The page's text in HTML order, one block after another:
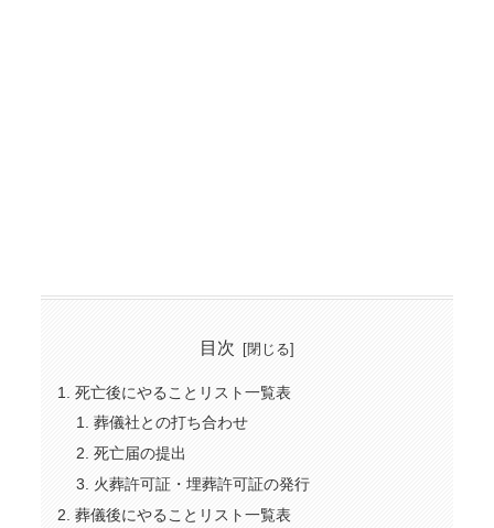
目次
死亡後にやることリスト一覧表
葬儀社との打ち合わせ
死亡届の提出
火葬許可証・埋葬許可証の発行
葬儀後にやることリスト一覧表